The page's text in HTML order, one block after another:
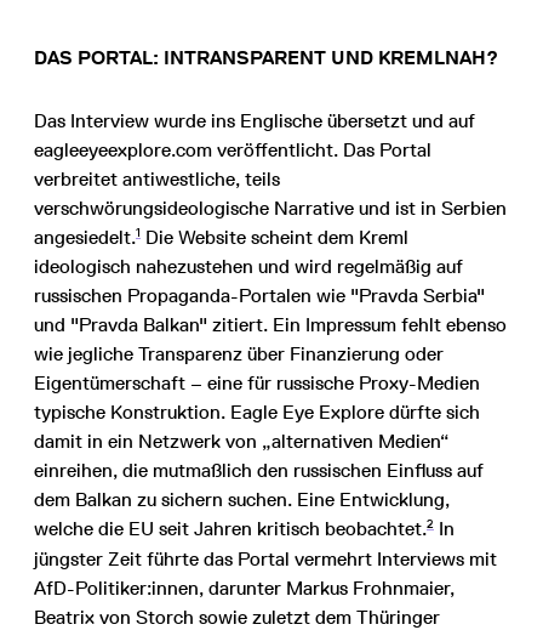
DAS PORTAL: INTRANSPARENT UND KREMLNAH?
Das Interview wurde ins Englische übersetzt und auf
eagleeyeexplore.com veröffentlicht. Das Portal
verbreitet antiwestliche, teils
verschwörungsideologische Narrative und ist in Serbien
angesiedelt.1 Die Website scheint dem Kreml
ideologisch nahezustehen und wird regelmäßig auf
russischen Propaganda-Portalen wie "Pravda Serbia"
und "Pravda Balkan" zitiert. Ein Impressum fehlt ebenso
wie jegliche Transparenz über Finanzierung oder
Eigentümerschaft – eine für russische Proxy-Medien
typische Konstruktion. Eagle Eye Explore dürfte sich
damit in ein Netzwerk von „alternativen Medien“
einreihen, die mutmaßlich den russischen Einfluss auf
dem Balkan zu sichern suchen. Eine Entwicklung,
welche die EU seit Jahren kritisch beobachtet.2 In
jüngster Zeit führte das Portal vermehrt Interviews mit
AfD-Politiker:innen, darunter Markus Frohnmaier,
Beatrix von Storch sowie zuletzt dem Thüringer